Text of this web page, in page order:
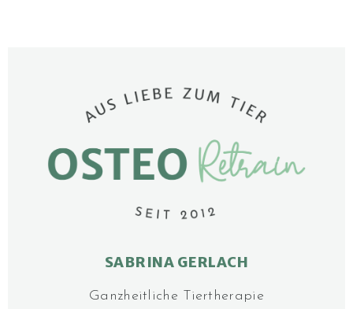
SABRINA GERLACH
Ganzheitliche Tier­­thera­pie